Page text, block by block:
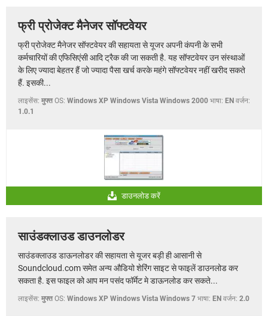
फ्री प्रोजेक्ट मैनेजर सॉफ्टवेयर
फ्री प्रोजेक्ट मैनेजर सॉफ्टवेयर की सहायता से यूजर अपनी कंपनी के सभी
कर्मचारियों की एफिसिएंसी आदि ट्रैक की जा सकती है. यह सॉफ्टवेयर उन संस्थाओं
के लिए ज्यादा बेहतर हैं जो ज्यादा पैसा खर्च करके महंगे सॉफ्टवेयर नहीं खरीद सकते
हैं. इसकी...
लाइसेंस: मुफ्त OS: Windows XP Windows Vista Windows 2000 भाषा: EN वर्जन:
1.0.1
डाउनलोड करें
साउंडक्लाउड डाउनलोडर
साउंडक्लाउड डाऊनलोडर की सहायता से यूजर बड़ी ही आसानी से
Soundcloud.com समेत अन्य औडियो शेरिंग साइट से फाइलें डाउनलोड कर
सकता है. इस फाइल को आप मन पसंद फॉर्मेट मे डाऊनलोड कर सकते...
लाइसेंस: मुफ्त OS: Windows XP Windows Vista Windows 7 भाषा: EN वर्जन: 2.0